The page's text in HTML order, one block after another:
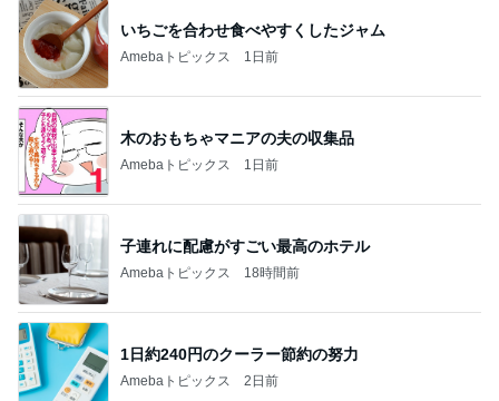
いちごを合わせ食べやすくしたジャム
Amebaトピックス 1日前
木のおもちゃマニアの夫の収集品
Amebaトピックス 1日前
子連れに配慮がすごい最高のホテル
Amebaトピックス 18時間前
1日約240円のクーラー節約の努力
Amebaトピックス 2日前